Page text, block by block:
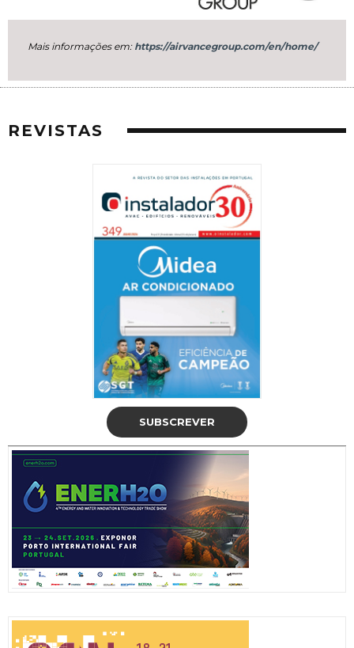
Mais informações em: https://airvancegroup.com/en/home/
REVISTAS
SUBSCREVER